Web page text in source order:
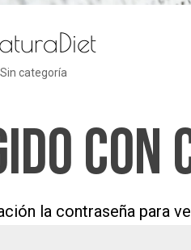
|Sin categoría
con
la contraseña para